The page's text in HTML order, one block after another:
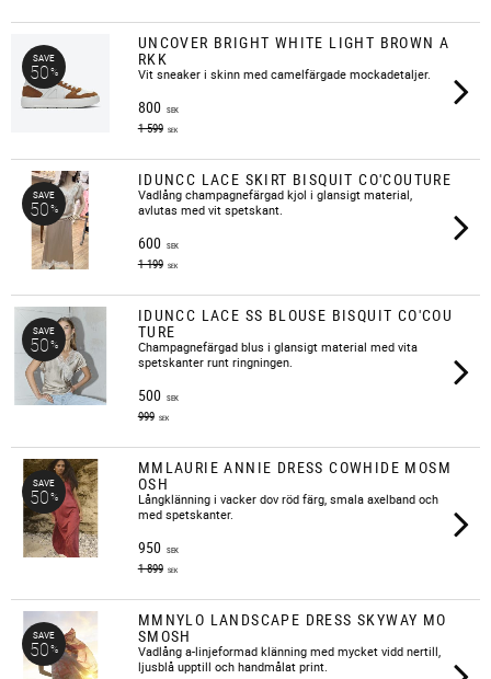
UNCOVER BRIGHT WHITE LIGHT BROWN A
RKK
​Vit sneaker i skinn med camelfärgade mockadetaljer.
800 SEK
1 599 SEK
SAVE
50%
IDUNCC LACE SKIRT BISQUIT CO'COUTURE
Vadlång champagnefärgad kjol i glansigt material,
avlutas med vit spetskant.​
600 SEK
1 199 SEK
SAVE
50%
IDUNCC LACE SS BLOUSE BISQUIT CO'COU
TURE
​Champagnefärgad blus i glansigt material med vita
spetskanter runt ringningen.
500 SEK
999 SEK
SAVE
50%
MMLAURIE ANNIE DRESS COWHIDE MOSM
OSH
Långklänning i vacker dov röd färg, smala axelband och
med spetskanter.
950 SEK
1 899 SEK
SAVE
50%
MMNYLO LANDSCAPE DRESS SKYWAY MO
SMOSH
Vadlång a-linjeformad klänning med mycket vidd nertill,
ljusblå upptill och handmålat print.
SAVE
50%